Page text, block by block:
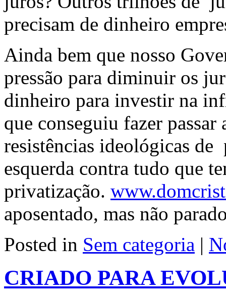
precisam de dinheiro
Ainda bem que nosso
pressão para diminuir os
dinheiro para investir na
que conseguiu fazer
resistências ideológicas
esquerda contra tudo que
privatização.
aposentado, mas não
Posted in Sem categoria |
CRIADO PARA